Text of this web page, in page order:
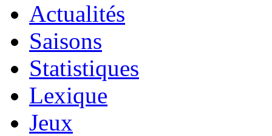
Actualités
Saisons
Statistiques
Lexique
Jeux